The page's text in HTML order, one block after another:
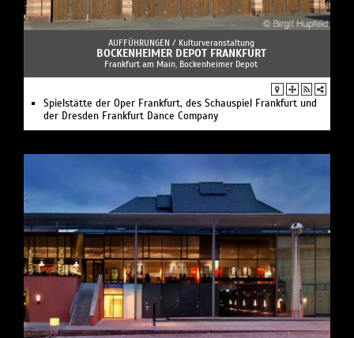
AUFFÜHRUNGEN / Kulturveranstaltung
BOCKENHEIMER DEPOT FRANKFURT
Frankfurt am Main, Bockenheimer Depot
Spielstätte der Oper Frankfurt, des Schauspiel Frankfurt und
der Dresden Frankfurt Dance Company